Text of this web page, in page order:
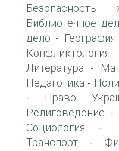
Безопасность
Библиотечное
дело - География
Конфликтология
Литература -
Педагогика -
- Право
Религоведение -
Социология -
Транспорт -